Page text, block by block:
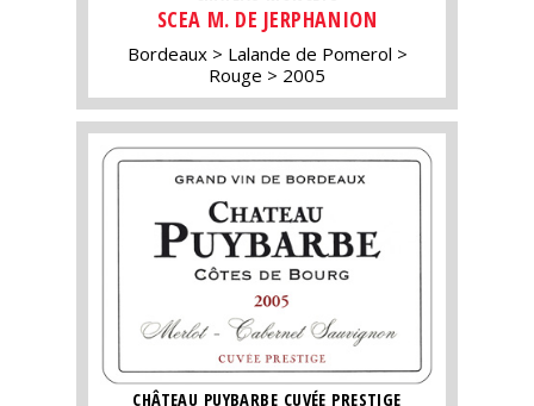
SCEA M. DE JERPHANION
Bordeaux
Lalande de Pomerol
Rouge
2005
CHÂTEAU PUYBARBE CUVÉE PRESTIGE